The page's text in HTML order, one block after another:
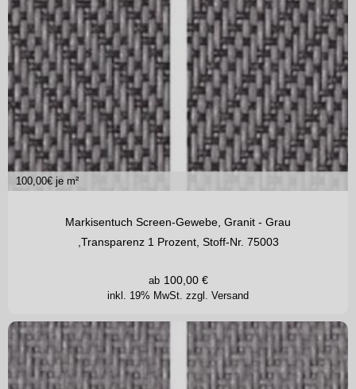
100,00€ je m²
Markisentuch Screen-Gewebe, Granit - Grau
,Transparenz 1 Prozent, Stoff-Nr. 75003
inkl. 19% MwSt. zzgl. Versand
ab 100,00€